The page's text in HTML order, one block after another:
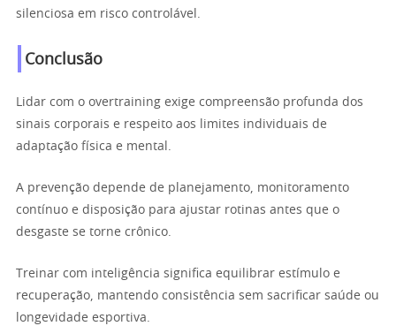
silenciosa em risco controlável.
Conclusão
Lidar com o overtraining exige compreensão profunda dos
sinais corporais e respeito aos limites individuais de
adaptação física e mental.
A prevenção depende de planejamento, monitoramento
contínuo e disposição para ajustar rotinas antes que o
desgaste se torne crônico.
Treinar com inteligência significa equilibrar estímulo e
recuperação, mantendo consistência sem sacrificar saúde ou
longevidade esportiva.